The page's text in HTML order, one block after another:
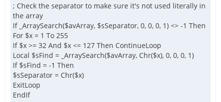
; Check the separator to make sure it's not used literally in
the array
If _ArraySearch($avArray, $sSeparator, 0, 0, 0, 1) <> -1 Then
For $x = 1 To 255
If $x >= 32 And $x <= 127 Then ContinueLoop
Local $sFind = _ArraySearch($avArray, Chr($x), 0, 0, 0, 1)
If $sFind = -1 Then
$sSeparator = Chr($x)
ExitLoop
EndIf